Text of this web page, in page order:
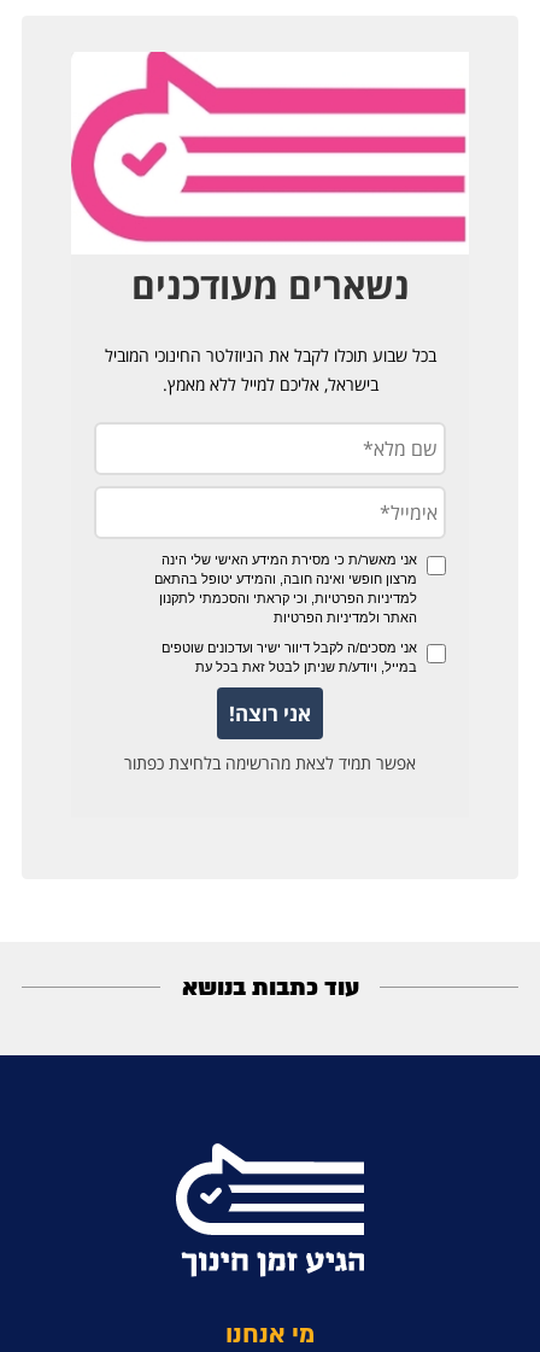
עוד כתבות בנושא
מי אנחנו